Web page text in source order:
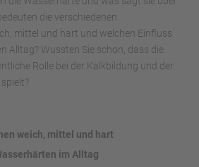
die verschiedenen
mittel und hart und welchen Einfluss
Alltag? Wussten Sie schon, dass die
Rolle bei der Kalkbildung und der
weich, mittel und hart
im Alltag